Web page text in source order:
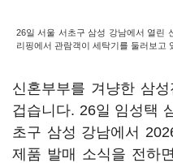
26일 서울 서초구 삼성 강남에서 열린
리핑에서 관람객이 세탁기를 둘러보고
신혼부부를 겨냥한 삼
겁습니다. 26일 임성택
초구 삼성 강남에서
제품 발매 소식을 전하